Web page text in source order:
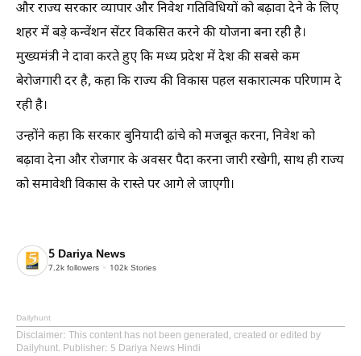
और राज्य सरकार व्यापार और निवेश गतिविधियों को बढ़ावा देने के लिए
शहर में बड़े कन्वेंशन सेंटर विकसित करने की योजना बना रही है।
मुख्यमंत्री ने दावा करते हुए कि मध्य प्रदेश में देश की सबसे कम
बेरोजगारी दर है, कहा कि राज्य की विकास पहल सकारात्मक परिणाम दे
रही है।
उन्होंने कहा कि सरकार बुनियादी ढांचे को मजबूत करना, निवेश को
बढ़ावा देना और रोजगार के अवसर पैदा करना जारी रखेगी, साथ ही राज्य
को समावेशी विकास के रास्ते पर आगे ले जाएगी।
5 Dariya News
7.2k followers 102k Stories
Dailyhunt
Disclaimer: This content has not been generated, created or edited by
Dailyhunt. Publisher: 5 Dariya News Hindi